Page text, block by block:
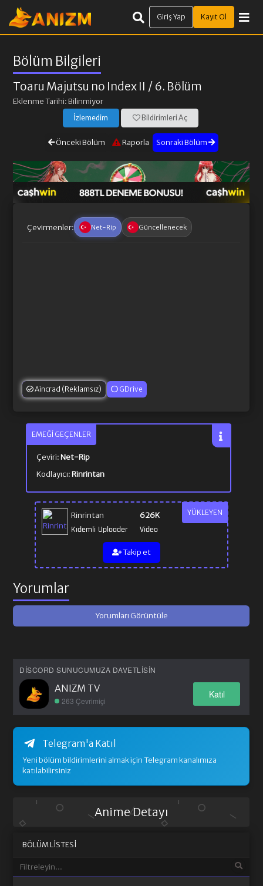
Giriş Yap Kayıt Ol
Bölüm Bilgileri
Toaru Majutsu no Index II / 6. Bölüm
Eklenme Tarihi: Bilinmiyor
İzlemedim Bildirimleri Aç
Önceki Bölüm Raporla Sonraki Bölüm
Çevirmenler: Net-Rip Güncellenecek
Aincrad (Reklamsız) GDrive
YÜKLEYEN
Rinrintan
Kıdemli Uploader
626K
Video
Takip et
EMEĞI GEÇENLER
Çeviri:Net-Rip
Kodlayıcı:Rinrintan
Yorumlar
Yorumları Görüntüle
DISCORD SUNUCUMUZA DAVETLISIN
ANIZM TV
263 Çevrimiçi
Katıl
Telegram'a Katıl
Yeni bölüm bildirimlerini almak için Telegram kanalımıza
katılabilirsiniz
Anime Detayı
BÖLÜM LISTESI